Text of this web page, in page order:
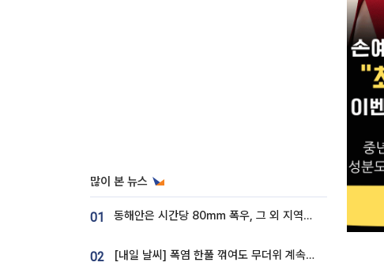
많이 본 뉴스
01 동해안은 시간당 80㎜ 폭우, 그 외 지역은 폭염…‘극과 극 날씨’
02 [내일 날씨] 폭염 한풀 꺾여도 무더위 계속⋯동해안 이틀 연속 비